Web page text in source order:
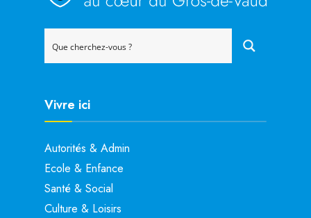
Vivre ici
Autorités & Admin
Ecole & Enfance
Santé & Social
Culture & Loisirs